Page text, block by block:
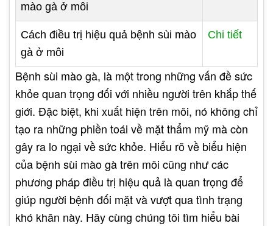
mào gà ở môi
Cách điều trị hiệu quả bệnh sùi mào
gà ở môi
Chi tiết
Bệnh sùi mào gà, là một trong những vấn đề sức
khỏe quan trọng đối với nhiều người trên khắp thế
giới. Đặc biệt, khi xuất hiện trên môi, nó không chỉ
tạo ra những phiền toái về mặt thẩm mỹ mà còn
gây ra lo ngại về sức khỏe. Hiểu rõ về biểu hiện
của bệnh sùi mào gà trên môi cũng như các
phương pháp điều trị hiệu quả là quan trọng để
giúp người bệnh đối mặt và vượt qua tình trạng
khó khăn này. Hãy cùng chúng tôi tìm hiểu bài